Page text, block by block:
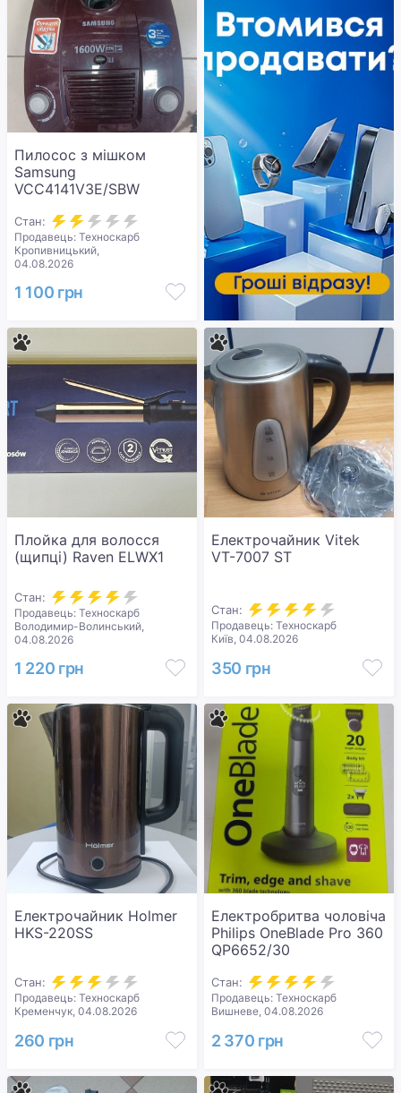
Пилосос з мішком
Samsung
VCC4141V3E/SBW
Стан:
Продавець: Техноскарб
Кропивницький,
04.08.2026
1 100 грн
Плойка для волосся
(щипці) Raven ELWX1
Стан:
Продавець: Техноскарб
Володимир-Волинський,
04.08.2026
1 220 грн
Електрочайник Vitek
VT-7007 ST
Стан:
Продавець: Техноскарб
Київ, 04.08.2026
350 грн
Електрочайник Holmer
HKS-220SS
Стан:
Продавець: Техноскарб
Кременчук, 04.08.2026
260 грн
Електробритва чоловіча
Philips OneBlade Pro 360
QP6652/30
Стан:
Продавець: Техноскарб
Вишневе, 04.08.2026
2 370 грн